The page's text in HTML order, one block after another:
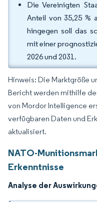
Die Vereinigten
Anteil von 35,25 %
hingegen soll das
mit einer
2026 und 2031.
Hinweis: Die Marktgröße
Bericht werden mithilfe
von Mordor Intelligence
verfügbaren Daten und
aktualisiert.
NATO-
Erkenntnisse
Analyse der